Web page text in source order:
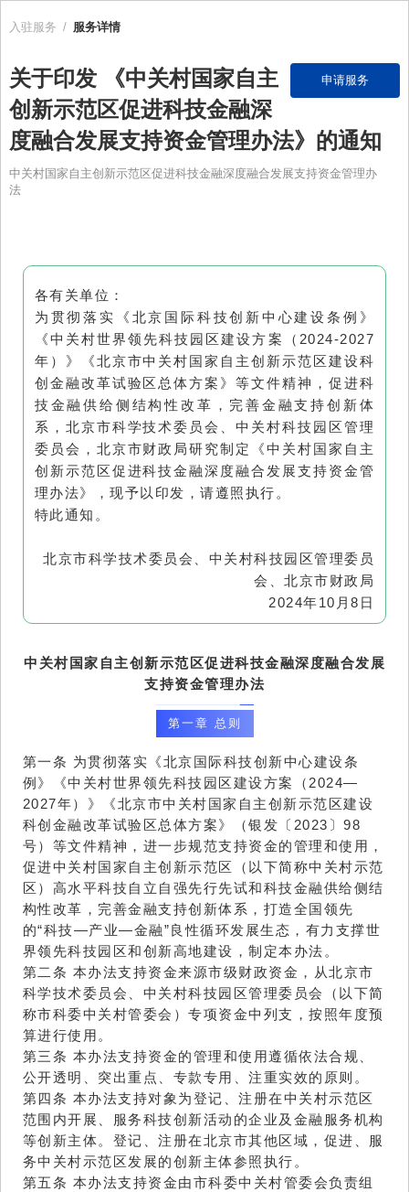
入驻服务 / 服务详情
申请服务
关于印发 《中关村国家自主
创新示范区促进科技金融深
度融合发展支持资金管理办法》的通知
中关村国家自主创新示范区促进科技金融深度融合发展支持资金管理办
法
各有关单位：
为贯彻落实《北京国际科技创新中心建设条例》
《中关村世界领先科技园区建设方案（2024-2027
年）》《北京市中关村国家自主创新示范区建设科
创金融改革试验区总体方案》等文件精神，促进科
技金融供给侧结构性改革，完善金融支持创新体
系，北京市科学技术委员会、中关村科技园区管理
委员会，北京市财政局研究制定《中关村国家自主
创新示范区促进科技金融深度融合发展支持资金管
理办法》，现予以印发，请遵照执行。
特此通知。
北京市科学技术委员会、中关村科技园区管理委员
会、北京市财政局
2024年10月8日
中关村国家自主创新示范区促进科技金融深度融合发展
支持资金管理办法
第一章 总则
第一条 为贯彻落实《北京国际科技创新中心建设条
例》《中关村世界领先科技园区建设方案（2024—
2027年）》《北京市中关村国家自主创新示范区建设
科创金融改革试验区总体方案》（银发〔2023〕98
号）等文件精神，进一步规范支持资金的管理和使用，
促进中关村国家自主创新示范区（以下简称中关村示范
区）高水平科技自立自强先行先试和科技金融供给侧结
构性改革，完善金融支持创新体系，打造全国领先
的“科技—产业—金融”良性循环发展生态，有力支撑世
界领先科技园区和创新高地建设，制定本办法。
第二条 本办法支持资金来源市级财政资金，从北京市
科学技术委员会、中关村科技园区管理委员会（以下简
称市科委中关村管委会）专项资金中列支，按照年度预
算进行使用。
第三条 本办法支持资金的管理和使用遵循依法合规、
公开透明、突出重点、专款专用、注重实效的原则。
第四条 本办法支持对象为登记、注册在中关村示范区
范围内开展、服务科技创新活动的企业及金融服务机构
等创新主体。登记、注册在北京市其他区域，促进、服
务中关村示范区发展的创新主体参照执行。
第五条 本办法支持资金由市科委中关村管委会负责组